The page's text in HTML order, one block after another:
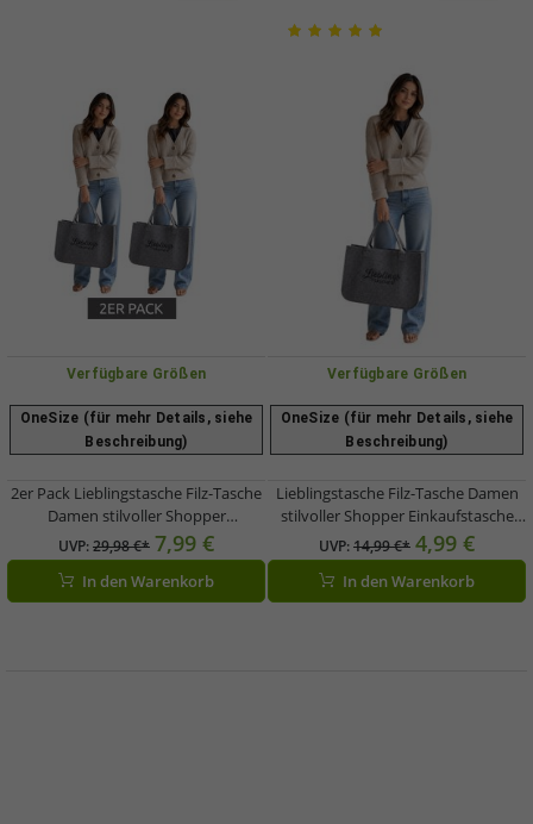
Verfügbare Größen
OneSize (für mehr Details, siehe
Beschreibung)
2er Pack Lieblingstasche Filz-Tasche
Damen stilvoller Shopper
Einkaufstasche aus Filz mit Stickerei
50x35x25cm Grau
UVP:29,98 €* 7,99 €
In den Warenkorb
Verfügbare Größen
OneSize (für mehr Details, siehe
Beschreibung)
Lieblingstasche Filz-Tasche Damen
stilvoller Shopper Einkaufstasche
aus Filz mit Stickerei 50x35x25cm
Grau
UVP:14,99 €* 4,99 €
In den Warenkorb